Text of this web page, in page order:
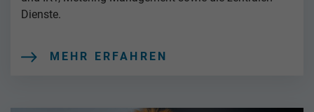
Dienste.
MEHR ERFAHREN